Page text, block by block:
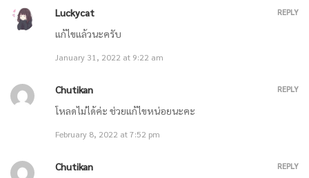
March 21, 2021
March 14, 2021
ตอนที่ 796 หกสิบวินาทีแห่งความทรมาน / ตอนที่ 797 ยานอวกาศ
March 14, 2021
Luckycat
แก้ไขแล้วนะครับ
January 31, 2022 at 9:22 am
REPLY
Chutikan
โหลดไม่ได้ค่ะ ช่วยแก้ไขหน่อยนะคะ
February 8, 2022 at 7:52 pm
REPLY
Chutikan
REPLY